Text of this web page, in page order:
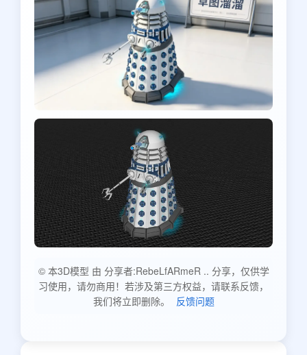
© 本3D模型 由 分享者:RebeLfARmeR .. 分享，仅供学
习使用，请勿商用！若涉及第三方权益，请联系反馈，
我们将立即删除。
反馈问题